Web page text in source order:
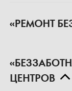
«РЕМОНТ
ЦЕНТРОВ